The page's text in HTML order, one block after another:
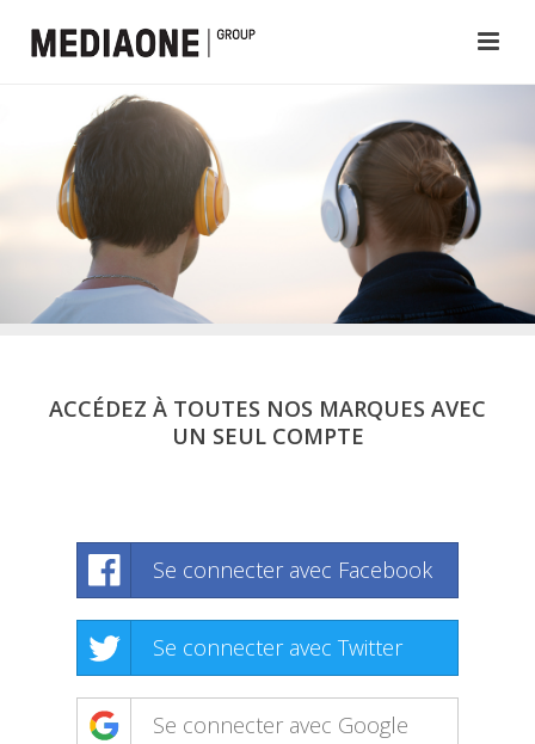
ACCÉDEZ À TOUTES NOS MARQUES AVEC
UN SEUL COMPTE
Se connecter avec Facebook
Se connecter avec Twitter
Se connecter avec Google